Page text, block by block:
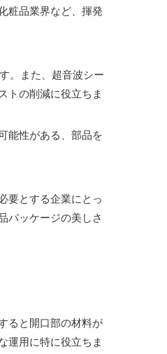
粧品業界など、揮発
。また、超音波シー
トの削減に役立ちま
能性がある、部品を
要とする企業にとっ
パッケージの美しさ
ると開口部の材料が
運用に特に役立ちま